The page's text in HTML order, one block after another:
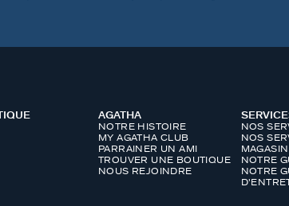
AGATHA
NOTRE HISTOIRE
MY AGATHA CLUB
PARRAINER UN AMI
TROUVER UNE BOUTIQUE
NOUS REJOINDRE
NOS
NOS
MAGASIN
NOTRE
NOTRE